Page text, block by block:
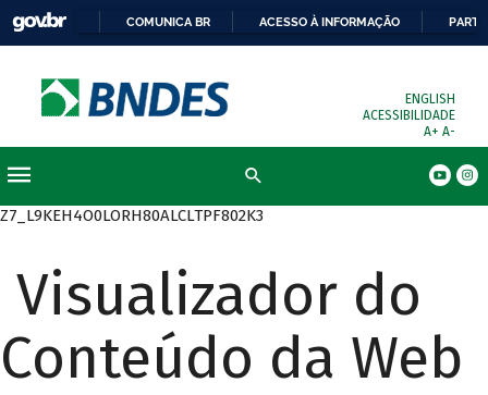
COMUNICA BR ACESSO À INFORMAÇÃO
ENGLISH
ACESSIBILIDADE
A+ A-
Z7_L9KEH4O0LORH80ALCLTPF802K3
Visualizador do
Conteúdo da Web